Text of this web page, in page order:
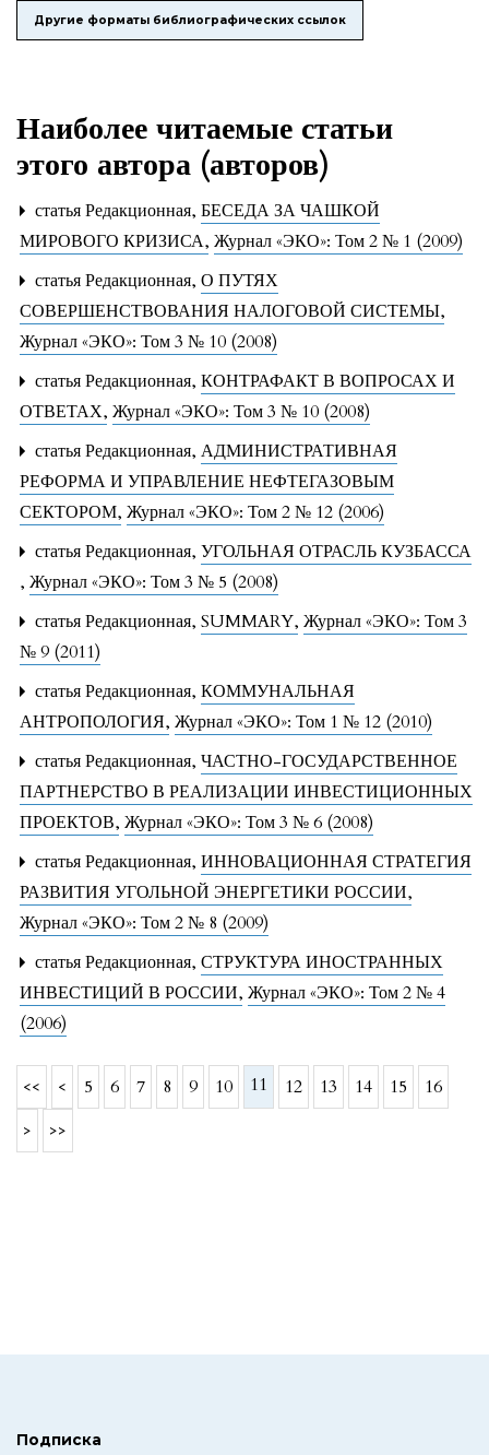
Другие форматы библиографических ссылок
Наиболее читаемые статьи
этого автора (авторов)
статья Редакционная, БЕСЕДА ЗА ЧАШКОЙ
МИРОВОГО КРИЗИСА, Журнал «ЭКО»: Том 2 № 1 (2009)
статья Редакционная, О ПУТЯХ
СОВЕРШЕНСТВОВАНИЯ НАЛОГОВОЙ СИСТЕМЫ,
Журнал «ЭКО»: Том 3 № 10 (2008)
статья Редакционная, КОНТРАФАКТ В ВОПРОСАХ И
ОТВЕТАХ, Журнал «ЭКО»: Том 3 № 10 (2008)
статья Редакционная, АДМИНИСТРАТИВНАЯ
РЕФОРМА И УПРАВЛЕНИЕ НЕФТЕГАЗОВЫМ
СЕКТОРОМ, Журнал «ЭКО»: Том 2 № 12 (2006)
статья Редакционная, УГОЛЬНАЯ ОТРАСЛЬ КУЗБАССА
, Журнал «ЭКО»: Том 3 № 5 (2008)
статья Редакционная, SUMMARY, Журнал «ЭКО»: Том 3
№ 9 (2011)
статья Редакционная, КОММУНАЛЬНАЯ
АНТРОПОЛОГИЯ, Журнал «ЭКО»: Том 1 № 12 (2010)
статья Редакционная, ЧАСТНО-ГОСУДАРСТВЕННОЕ
ПАРТНЕРСТВО В РЕАЛИЗАЦИИ ИНВЕСТИЦИОННЫХ
ПРОЕКТОВ, Журнал «ЭКО»: Том 3 № 6 (2008)
статья Редакционная, ИННОВАЦИОННАЯ СТРАТЕГИЯ
РАЗВИТИЯ УГОЛЬНОЙ ЭНЕРГЕТИКИ РОССИИ,
Журнал «ЭКО»: Том 2 № 8 (2009)
статья Редакционная, СТРУКТУРА ИНОСТРАННЫХ
ИНВЕСТИЦИЙ В РОССИИ, Журнал «ЭКО»: Том 2 № 4
(2006)
<< < 5 6 7 8 9 10 11 12 13 14 15
16
>
>>
Подписка